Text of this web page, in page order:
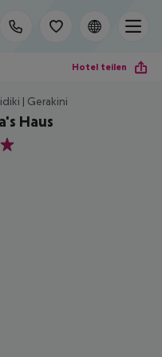
Hotel teilen
| Gerakini
Haus